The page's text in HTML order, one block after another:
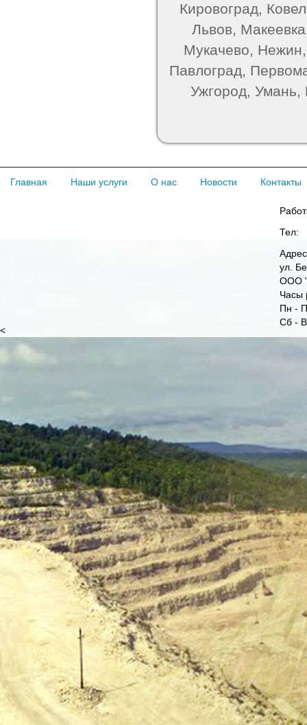
Кировоград,
Львов,
Мукачево,
Павлоград,
Ужгород, Умань,
Главная Наши услуги О нас Новости Контакты
<
Тел:
ул.
ООО
Часы
Пн -
Сб -